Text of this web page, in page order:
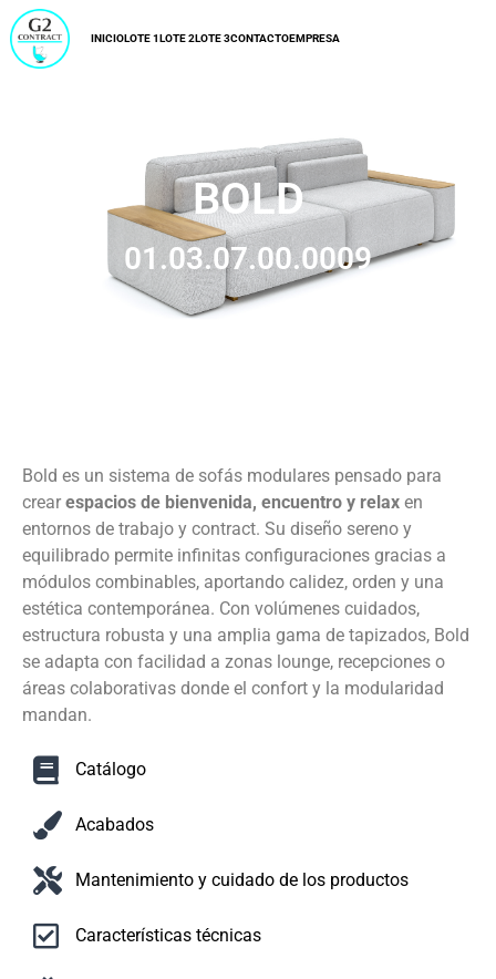
INICIOLOTE 1 LOTE 2LOTE 3CONTACTOEMPRESA
BOLD
01.03.07.00.0009
Bold es un sistema de sofás modulares pensado para
crear espacios de bienvenida, encuentro y relax en
entornos de trabajo y contract. Su diseño sereno y
equilibrado permite infinitas configuraciones gracias a
módulos combinables, aportando calidez, orden y una
estética contemporánea. Con volúmenes cuidados,
estructura robusta y una amplia gama de tapizados, Bold
se adapta con facilidad a zonas lounge, recepciones o
áreas colaborativas donde el confort y la modularidad
mandan.
Catálogo
Acabados
Mantenimiento y cuidado de los productos
Características técnicas